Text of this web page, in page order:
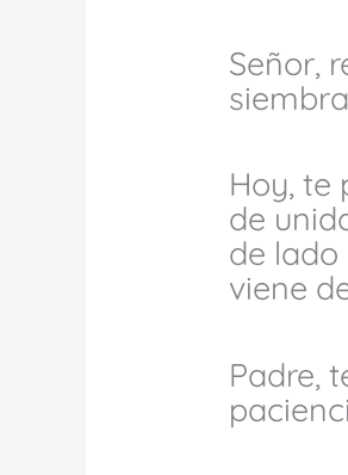
Señor,
Hoy, te
de
de lado
viene
Padre,